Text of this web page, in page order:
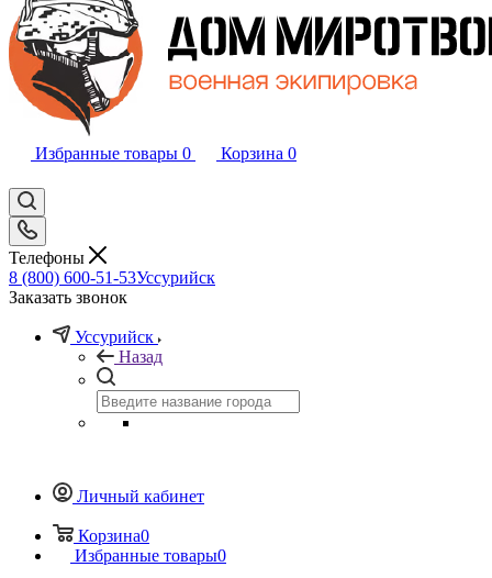
Избранные товары 0 Корзина 0
Телефоны
8 (800) 600-51-53Уссурийск
Заказать звонок
Уссурийск
Назад
Личный кабинет
Корзина0
Избранные товары0